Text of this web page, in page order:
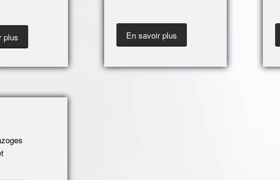
plus En savoir plus